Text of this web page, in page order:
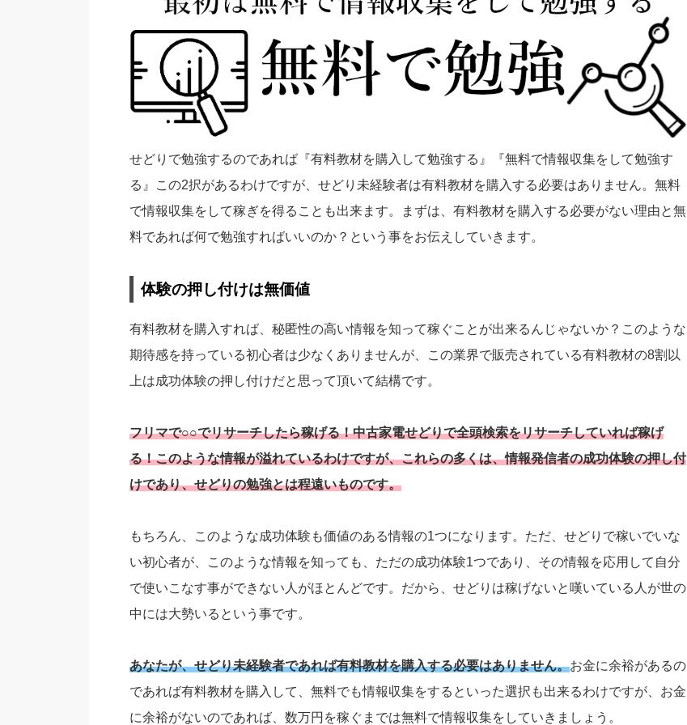
せどりで勉強するのであれば『有料教材を購入して勉強する』『無料で情報収集をして勉強す
る』この2択があるわけですが、せどり未経験者は有料教材を購入する必要はありません。無料
で情報収集をして稼ぎを得ることも出来ます。まずは、有料教材を購入する必要がない理由と無
料であれば何で勉強すればいいのか？という事をお伝えしていきます。
体験の押し付けは無価値
有料教材を購入すれば、秘匿性の高い情報を知って稼ぐことが出来るんじゃないか？このような
期待感を持っている初心者は少なくありませんが、この業界で販売されている有料教材の8割以
上は成功体験の押し付けだと思って頂いて結構です。
フリマで○○でリサーチしたら稼げる！中古家電せどりで全頭検索をリサーチしていれば稼げ
る！このような情報が溢れているわけですが、これらの多くは、情報発信者の成功体験の押し付
けであり、せどりの勉強とは程遠いものです。
もちろん、このような成功体験も価値のある情報の1つになります。ただ、せどりで稼いでいな
い初心者が、このような情報を知っても、ただの成功体験1つであり、その情報を応用して自分
で使いこなす事ができない人がほとんどです。だから、せどりは稼げないと嘆いている人が世の
中には大勢いるという事です。
あなたが、せどり未経験者であれば有料教材を購入する必要はありません。お金に余裕があるの
であれば有料教材を購入して、無料でも情報収集をするといった選択も出来るわけですが、お金
に余裕がないのであれば、数万円を稼ぐまでは無料で情報収集をしていきましょう。